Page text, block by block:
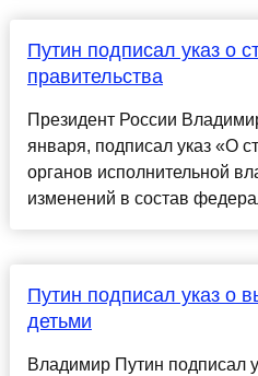
Путин подписал указ о
правительства
Президент России
января, подписал указ «О
органов исполнительной
изменений в состав
Путин подписал указ о
детьми
Владимир Путин подписал